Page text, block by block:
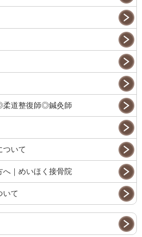
柔道整復師◎鍼灸師
ついて
へ｜めいほく接骨院
いて